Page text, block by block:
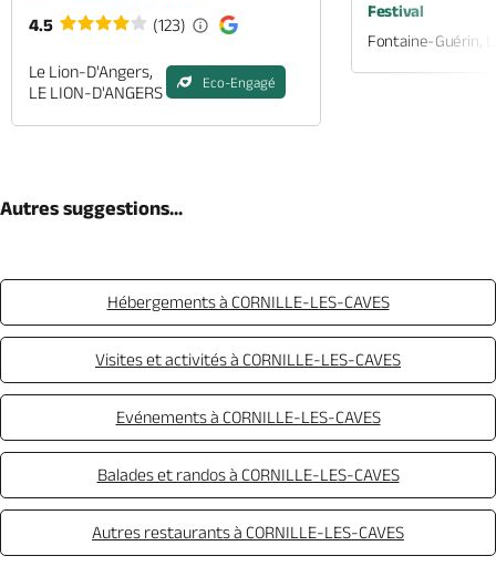
4.5
(123)
Le Lion-D'Angers,
LE LION-D'ANGERS
Eco-Engagé
Festival
Fontaine-Guérin,
Autres suggestions...
Hébergements à CORNILLE-LES-CAVES
Visites et activités à CORNILLE-LES-CAVES
Evénements à CORNILLE-LES-CAVES
Balades et randos à CORNILLE-LES-CAVES
Autres restaurants à CORNILLE-LES-CAVES